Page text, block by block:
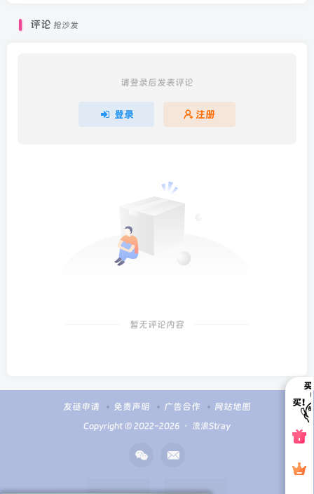
评论 抢沙发
请登录后发表评论
登录 注册
暂无评论内容
友链申请 免责声明 广告合作 网站地图
Copyright © 2022-2026 ・ 流浪Stray